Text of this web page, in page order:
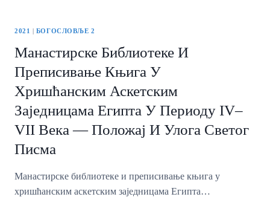
ОБЛИКОВАЊУ
ИСКАЗА
2021 | БОГОСЛОВЉЕ 2
Манастирске Библиотеке И
Преписивање Књига У
Хришћанским Аскетским
Заједницама Египта У Периоду IV–
VII Века — Положај И Улога Светог
Писма
Манастирске библиотеке и преписивање књига у
хришћанским аскетским заједницама Египта…